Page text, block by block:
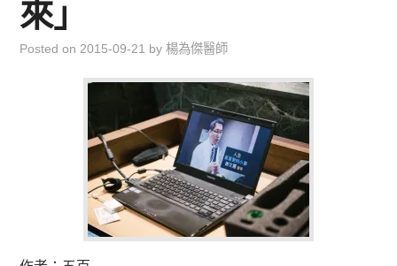
來」
Posted on 2015-09-21 by楊為傑醫師